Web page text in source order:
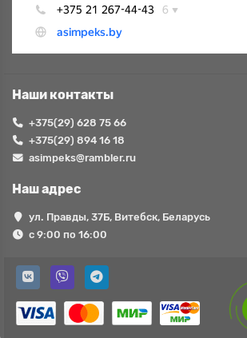
Наши контакты
+375(29) 628 75 66
+375(29) 894 16 18
asimpeks@rambler.ru
Наш адрес
ул. Правды, 37Б, Витебск, Беларусь
с 9:00 по 16:00